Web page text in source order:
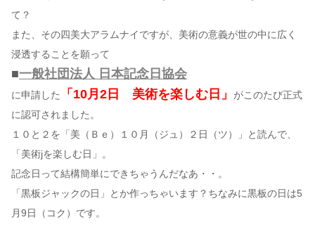
て？
また、その四美大アラムナイですが、美術の意義が世の中に広く
浸透することを願って
■一般社団法人 日本記念日協会
に申請した 「10月2日 美術を楽しむ日」
がこのたび正式
に認可されました。
１０と２を「美（Ｂｅ）１０月（ジュ）２日（ツ）」と読んで、
「美術jを楽しむ日」。
記念日って結構簡単にできちゃうんだなあ・・。
「黒板ジャックの日」とか作っちゃいます？ちなみに黒板の日は5
月9日（コク）です。